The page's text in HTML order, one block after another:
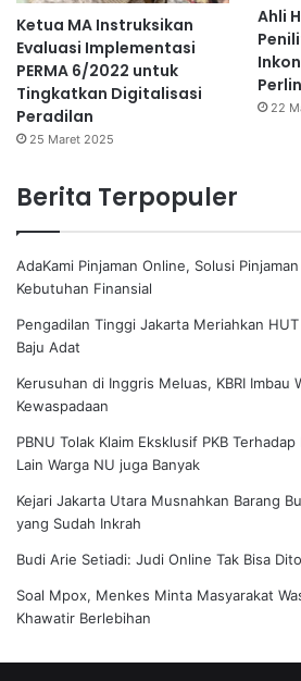
Ketua MA Instruksikan
Evaluasi Implementasi
PERMA 6/2022 untuk
Tingkatkan Digitalisasi
Peradilan
25 Maret 2025
Ahli
22
Berita Terpopuler
AdaKami Pinjaman Online, Solusi
Kebutuhan Finansial
Pengadilan Tinggi Jakarta Meriahkan
Baju Adat
Kerusuhan di Inggris Meluas, KBRI Imbau
Kewaspadaan
PBNU Tolak Klaim Eksklusif PKB
Lain Warga NU juga Banyak
Kejari Jakarta Utara Musnahkan Barang
yang Sudah Inkrah
Budi Arie Setiadi: Judi Online Tak Bisa
Soal Mpox, Menkes Minta Masyarakat
Khawatir Berlebihan